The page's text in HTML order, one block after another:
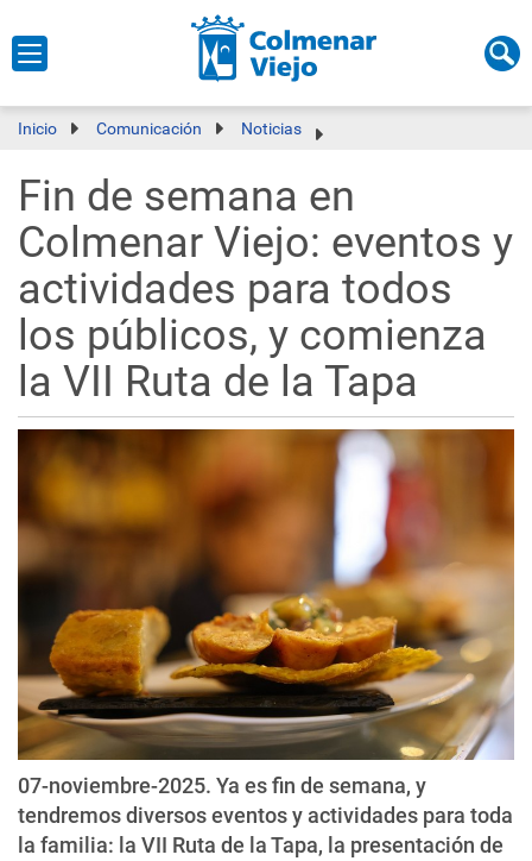
Inicio Comunicación Noticias
Fin de semana en
Colmenar Viejo: eventos y
actividades para todos
los públicos, y comienza
la VII Ruta de la Tapa
07-noviembre-2025. Ya es fin de semana, y
tendremos diversos eventos y actividades para toda
la familia: la VII Ruta de la Tapa, la presentación de